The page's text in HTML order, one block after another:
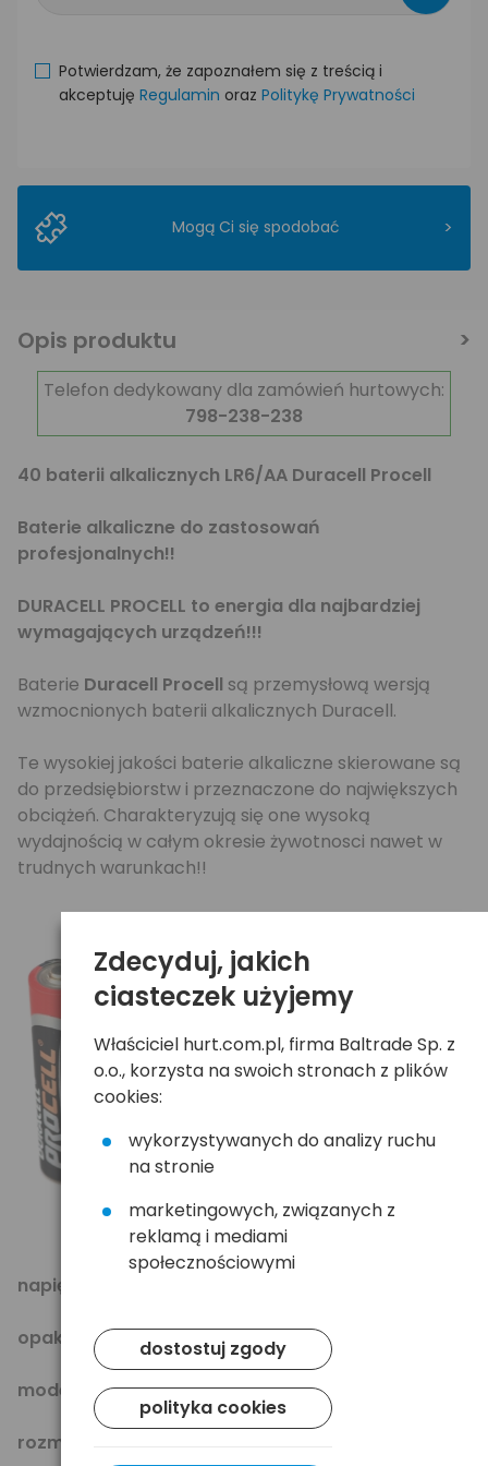
Potwierdzam, że zapoznałem się z treścią i
akceptuję Regulamin oraz Politykę Prywatności
Mogą Ci się spodobać >
Opis produktu
Telefon dedykowany dla zamówień hurtowych:
798-238-238
40 baterii alkalicznych LR6/AA Duracell Procell
Baterie alkaliczne do zastosowań
profesjonalnych!!
DURACELL PROCELL to energia dla najbardziej
wymagających urządzeń!!!
Baterie Duracell Procell są przemysłową wersją
wzmocnionych baterii alkalicznych Duracell.
Te wysokiej jakości baterie alkaliczne skierowane są
do przedsiębiorstw i przeznaczone do największych
obciążeń. Charakteryzują się one wysoką
wydajnością w całym okresie żywotnosci nawet w
trudnych warunkach!!
napięcie [V]:
opakowanie:karton 40 szt.
model: MN 1500 LR6/AA
rozmiar:
Zdecyduj, jakich
ciasteczek użyjemy
Właściciel hurt.com.pl, firma Baltrade Sp. z
o.o., korzysta na swoich stronach z plików
cookies:
wykorzystywanych do analizy ruchu
na stronie
marketingowych, związanych z
reklamą i mediami
społecznościowymi
dostostuj zgody
polityka cookies